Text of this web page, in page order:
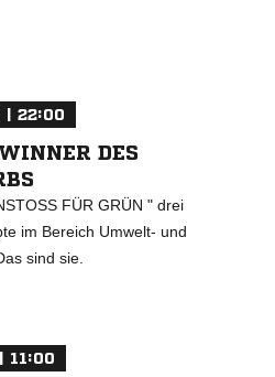
| 22:00
DES
FÜR GRÜN " drei
im Bereich Umwelt- und
sind sie.
11:00